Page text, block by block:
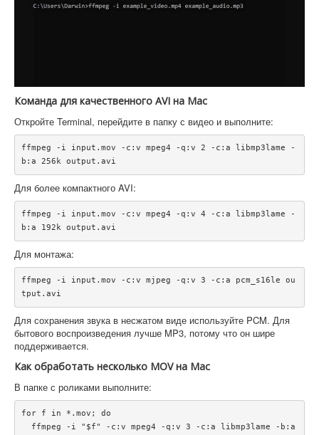
Команда для качественного AVI на Mac
Откройте Terminal, перейдите в папку с видео и выполните:
ffmpeg -i input.mov -c:v mpeg4 -q:v 2 -c:a libmp3lame -
Для более компактного AVI:
ffmpeg -i input.mov -c:v mpeg4 -q:v 4 -c:a libmp3lame -
Для монтажа:
ffmpeg -i input.mov -c:v mjpeg -q:v 3 -c:a pcm_s16le ou
Для сохранения звука в несжатом виде используйте PCM. Для
бытового воспроизведения лучше MP3, потому что он шире
поддерживается.
Как обработать несколько MOV на Mac
В папке с роликами выполните:
for f in *.mov; do